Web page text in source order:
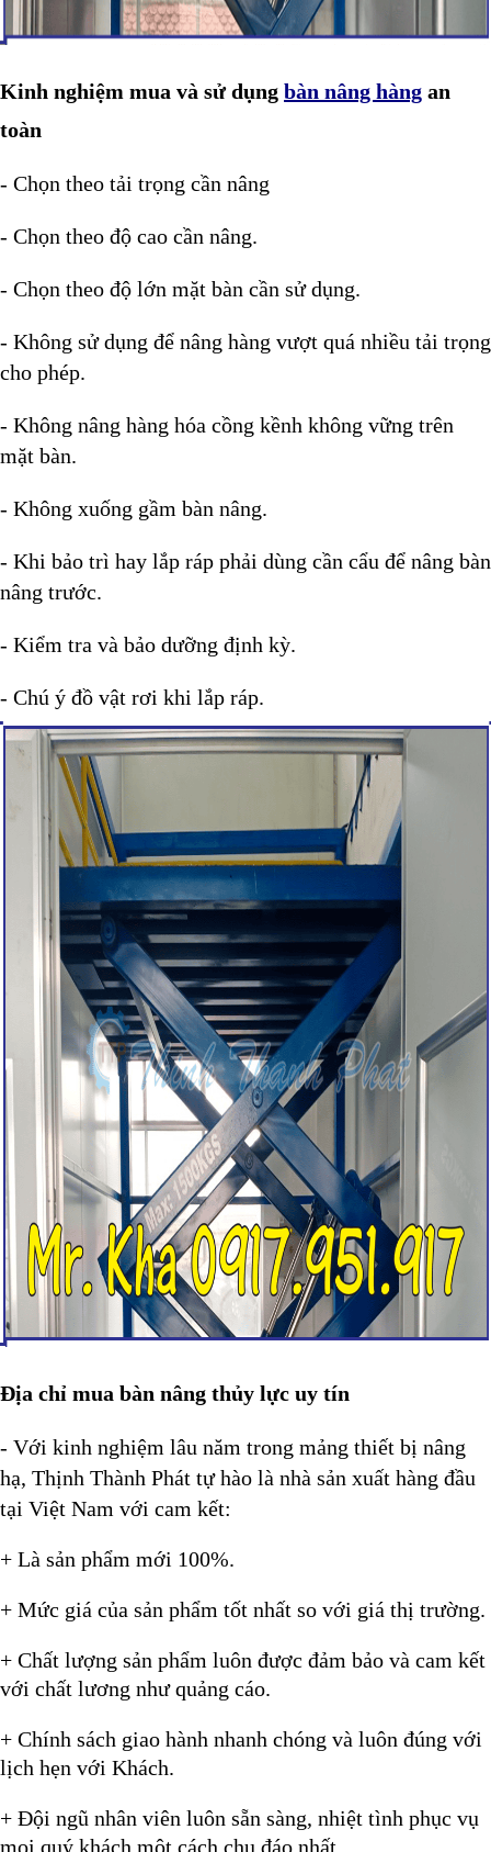
Kinh nghiệm mua và sử dụng bàn nâng hàng an
toàn
- Chọn theo tải trọng cần nâng
- Chọn theo độ cao cần nâng.
- Chọn theo độ lớn mặt bàn cần sử dụng.
- Không sử dụng để nâng hàng vượt quá nhiều tải trọng
cho phép.
- Không nâng hàng hóa cồng kềnh không vững trên
mặt bàn.
- Không xuống gầm bàn nâng.
- Khi bảo trì hay lắp ráp phải dùng cần cẩu để nâng bàn
nâng trước.
- Kiểm tra và bảo dưỡng định kỳ.
- Chú ý đồ vật rơi khi lắp ráp.
Địa chỉ mua bàn nâng thủy lực uy tín
- Với kinh nghiệm lâu năm trong mảng thiết bị nâng
hạ, Thịnh Thành Phát tự hào là nhà sản xuất hàng đầu
tại Việt Nam với cam kết:
+ Là sản phẩm mới 100%.
+ Mức giá của sản phẩm tốt nhất so với giá thị trường.
+ Chất lượng sản phẩm luôn được đảm bảo và cam kết
với chất lương như quảng cáo.
+ Chính sách giao hành nhanh chóng và luôn đúng với
lịch hẹn với Khách.
+ Đội ngũ nhân viên luôn sẵn sàng, nhiệt tình phục vụ
mọi quý khách một cách chu đáo nhất.